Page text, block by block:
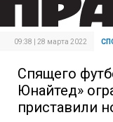
09:38 | 28 марта 2022
Спящего
Юнайтед»
приставили